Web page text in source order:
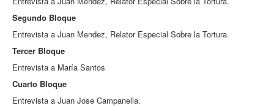
Segundo Bloque
Entrevista a Juan Mendez, Relator Especial Sobre la Tortura.
Tercer Bloque
Entrevista a María Santos
Cuarto Bloque
Entrevista a Juan Jose Campanella.